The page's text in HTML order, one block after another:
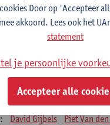
1E SEM
Charlotte De Backer
cluster opleidings- en
werkplek
2E SEM
David Gijbels Piet Van
Door op 'Accepteer
akkoord. Lees ook het
statement
je persoonlijke
Accepteer alle